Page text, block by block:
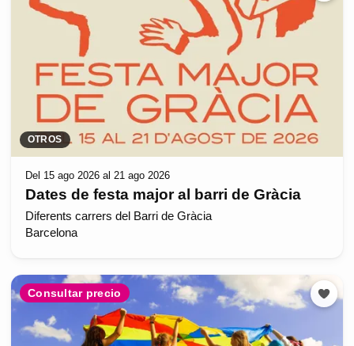
OTROS
Del 15 ago 2026 al 21 ago 2026
Dates de festa major al barri de Gràcia
Diferents carrers del Barri de Gràcia
Barcelona
Consultar precio